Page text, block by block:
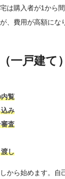
は購入者が1から
、費用が高額にな
一戸建て
覧
み
査
し
から始めます。